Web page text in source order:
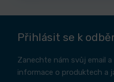
Přihlásit se k
Zanechte nám svůj email
informace o produktech a